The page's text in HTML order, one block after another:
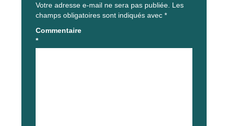
Votre adresse e-mail ne sera pas publiée. Les
champs obligatoires sont indiqués avec *
Commentaire
*